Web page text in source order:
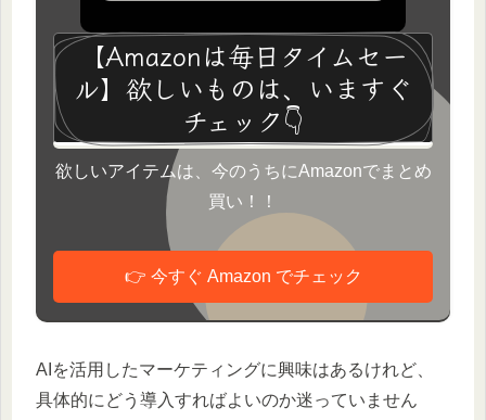
【Amazonは毎日タイムセー
ル】欲しいものは、いますぐ
チェック👇
欲しいアイテムは、今のうちにAmazonでまとめ
買い！！
👉 今すぐ Amazon でチェック
AIを活用したマーケティングに興味はあるけれど、
具体的にどう導入すればよいのか迷っていません